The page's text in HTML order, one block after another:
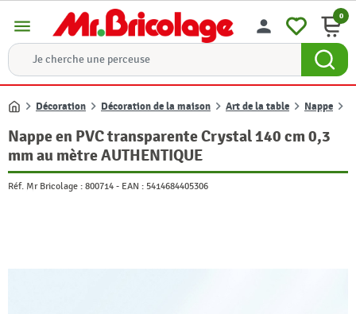
menu person 0
Accueil
Décoration Décoration de la maison Art de la table Nappe
Nappe en PVC transparente Crystal 140 cm 0,3
mm au mètre AUTHENTIQUE
Réf. Mr Bricolage : 800714 - EAN : 5414684405306